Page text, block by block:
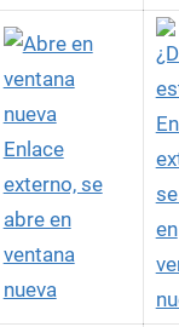
Enlace
externo, se
abre en
ventana
nueva
en